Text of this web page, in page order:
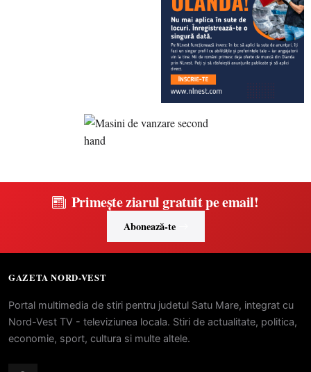
Primește ziarul gratuit pe email!
Abonează-te
GAZETA NORD-VEST
Portal multimedia de stiri pentru judetul Satu Mare, integrat cu
Nord-Vest TV - televiziunea locala. Stiri de actualitate, politica,
economie, sport, cultura si multe altele.